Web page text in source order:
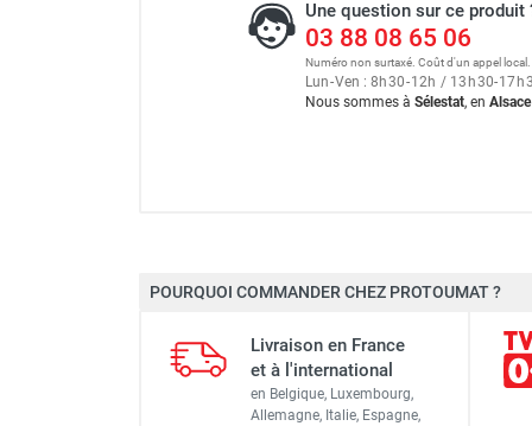
Une question sur ce produit
03 88 08 65 06
Numéro non surtaxé. Coût d'un appel local.
Lun-Ven : 8h30-12h / 13h30-17h
Nous sommes à Sélestat, en Alsace
Longueur
Largeur
Dimensions extérieures
Échafaudage roulant
POURQUOI COMMANDER CHEZ PROTOUMAT ?
Livraison en France
et à l'international
en Belgique, Luxembourg,
Allemagne, Italie, Espagne,